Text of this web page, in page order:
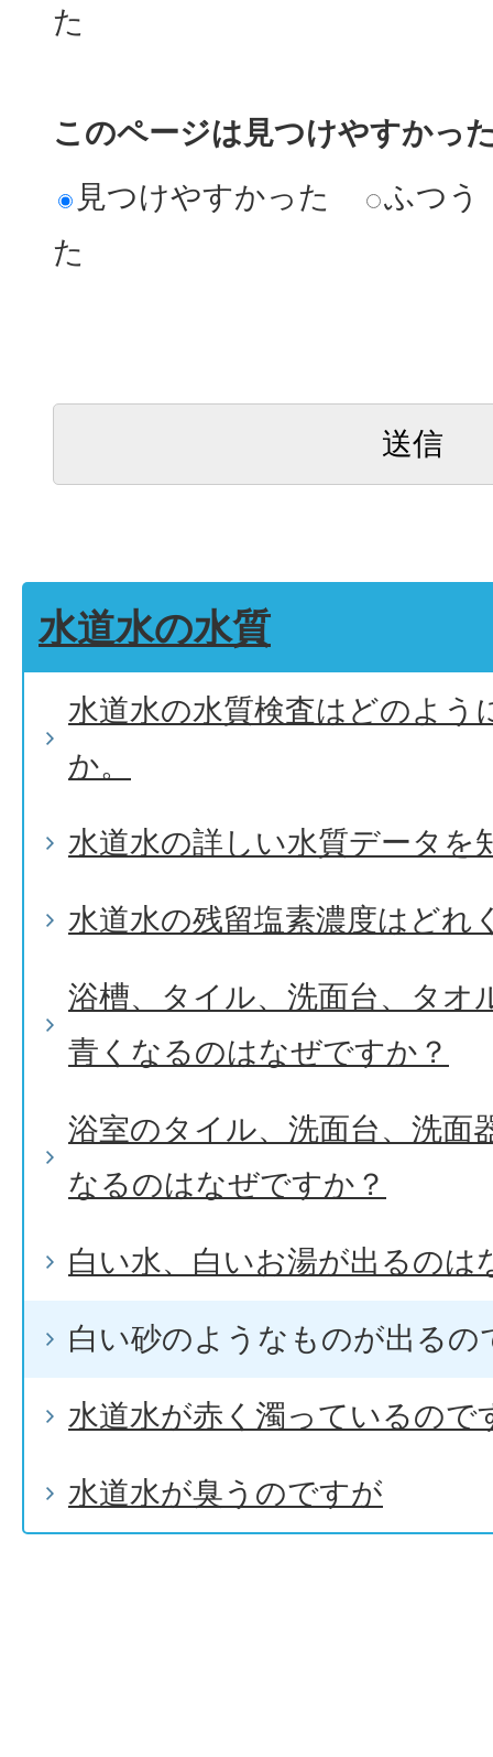
た
このページは見つけやすかっ
見つけやすかった
ふつう
た
水道水の水質
水道水の水質検査はどのよう
か。
水道水の詳しい水質データを
水道水の残留塩素濃度はどれ
浴槽、タイル、洗面台、タオ
青くなるのはなぜですか？
浴室のタイル、洗面台、洗面
なるのはなぜですか？
白い水、白いお湯が出るのは
白い砂のようなものが出るの
水道水が赤く濁っているので
水道水が臭うのですが